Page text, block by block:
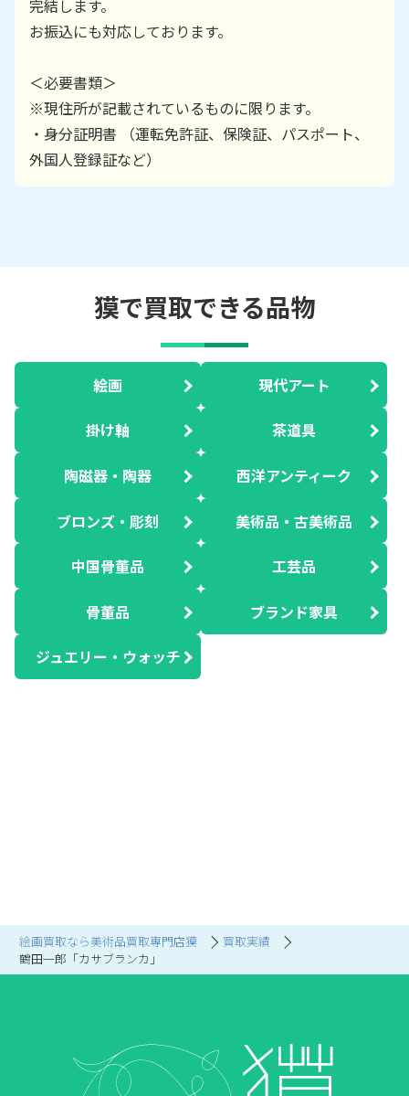
絵画買取なら美術品買取専門店獏
買取実績
鶴田一郎「カサブランカ」
完結します。
お振込にも対応しております。
＜必要書類＞
※現住所が記載されているものに限ります。
・身分証明書 （運転免許証、保険証、パスポート、
外国人登録証など）
獏で買取できる品物
絵画 現代アート
掛け軸 茶道具
陶磁器・陶器 西洋アンティーク
ブロンズ・彫刻 美術品・古美術品
中国骨董品 工芸品
骨董品 ブランド家具
ジュエリー・ウォッチ